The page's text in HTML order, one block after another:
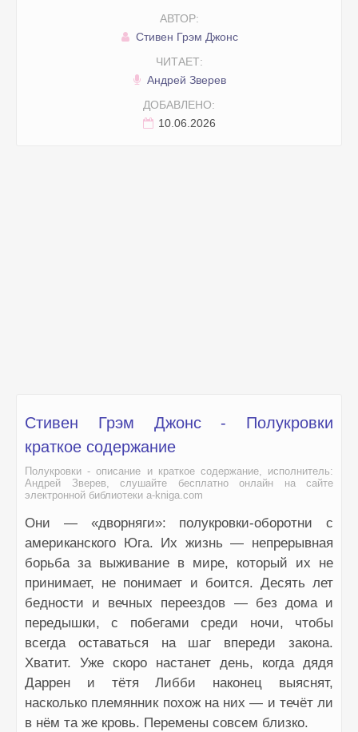
АВТОР:
Стивен Грэм Джонс
ЧИТАЕТ:
Андрей Зверев
ДОБАВЛЕНО:
10.06.2026
Стивен Грэм Джонс - Полукровки
краткое содержание
Полукровки - описание и краткое содержание, исполнитель:
Андрей Зверев, слушайте бесплатно онлайн на сайте
электронной библиотеки a-kniga.com
Они — «дворняги»: полукровки-оборотни с
американского Юга. Их жизнь — непрерывная
борьба за выживание в мире, который их не
принимает, не понимает и боится. Десять лет
бедности и вечных переездов — без дома и
передышки, с побегами среди ночи, чтобы
всегда оставаться на шаг впереди закона.
Хватит. Уже скоро настанет день, когда дядя
Даррен и тётя Либби наконец выяснят,
насколько племянник похож на них — и течёт ли
в нём та же кровь. Перемены совсем близко.